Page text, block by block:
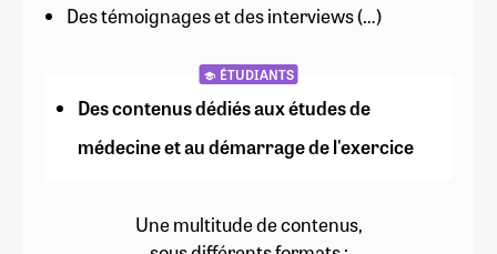
Des témoignages et des interviews (…)
ÉTUDIANTS
Des contenus dédiés aux études de
médecine et au démarrage de l'exercice
Une multitude de contenus,